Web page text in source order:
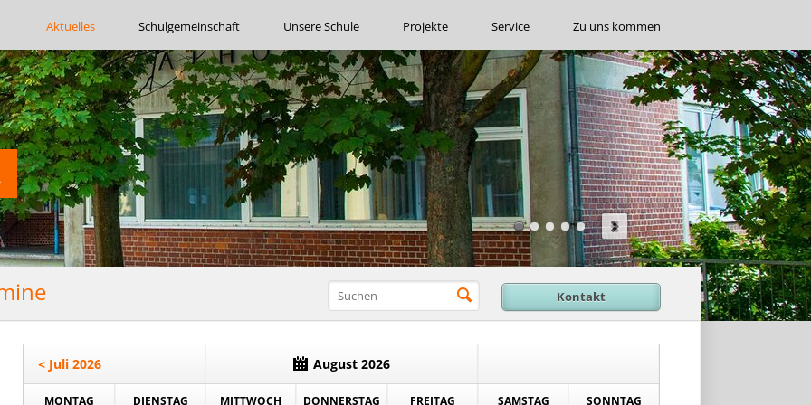
überspringen
Aktuelles Schulgemeinschaft Unsere Schule Projekte Service Zu uns kommen
Kontakt
< Juli 2026 August 2026
MONTAG DIENSTAG MITTWOCH DONNERSTAG FREITAG SAMSTAG SONNTAG